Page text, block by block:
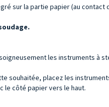
sur la partie papier (au
les instruments à
souhaitée, placez les
le côté papier vers le haut.